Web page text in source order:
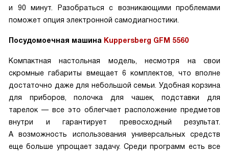
и 90 минут. Разобраться с возникающими проблемами
поможет опция электронной самодиагностики.
Посудомоечная машина Kuppersberg GFM 5560
Компактная настольная модель, несмотря на свои
скромные габариты вмещает 6 комплектов, что вполне
достаточно даже для небольшой семьи. Удобная корзина
для приборов, полочка для чашек, подставки для
тарелок — все это облегчает расположение предметов
внутри и гарантирует превосходный результат.
А возможность использования универсальных средств
еще больше упрощает задачу. Среди программ есть все